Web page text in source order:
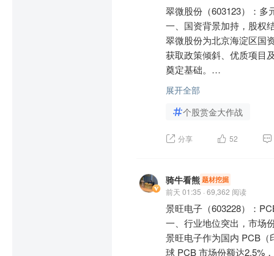
少，题材板块方面元器件
现较差。PCB概念反复
超20股涨停，高盛大幅上
6G概念延续强势，通宇
速进入电信运营商市场，
度走强，哈药股份涨停
创新药License-out出海
绩，百济神州上调全年经
奏了。伊朗发布霍尔木兹
大，美股、贵金属和有色
创业板指数周五高开后站
股在当前位置继续盘整，
期，美国政客仍在不遗余
翠微股份（603123）：多
一、国资背景加持，股权
翠微股份为北京海淀区国
获取政策倾斜、优质项目
奠定基础。
二、“商业+科技”双主业
1. 零售业务根基扎实，区
社区地带，区域零售市场
智能化升级，提升消费
2. 支付业务资质稀缺，数
全资子公司海科融通拥有
务量位居行业前列。作为
接，在北京地区数字人民
数字人民币国家战略推进
展开全部
个股赏金大作战
分享 52
骑牛看熊 题材挖掘
前天 01:35 · 69,362 阅读
景旺电子（603228）：
一、行业地位突出，市场
景旺电子作为国内 PCB
球 PCB 市场份额达2.5%